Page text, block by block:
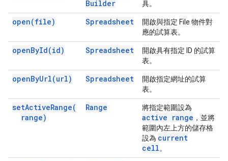
Builder
具。
open(file) Spreadsheet
開啟與指定 File 物件對
應的試算表。
openById(id) Spreadsheet
開啟具有指定 ID 的試算
表。
openByUrl(url) Spreadsheet
開啟指定網址的試算
表。
setActiveRange(
range)
Range 將指定範圍設為
active range ，並將
範圍內左上方的儲存格
設為 current
cell。